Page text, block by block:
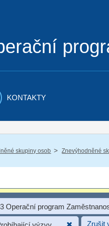
KONTAKTY
skupiny osob / Znevýhodněné
Operační program
výzvy Zrušit